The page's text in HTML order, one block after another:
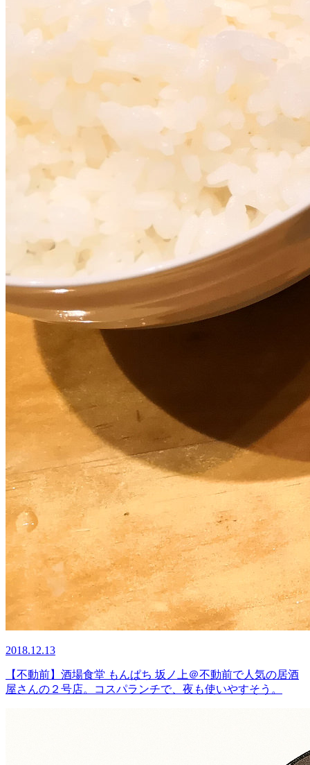
2018.12.13
【不動前】酒場食堂 もんぱち 坂ノ上＠不動前で人気の居酒
屋さんの２号店。コスパランチで、夜も使いやすそう。